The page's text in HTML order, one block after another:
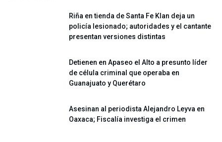
Riña en tienda de Santa Fe Klan deja un
policía lesionado; autoridades y el cantante
presentan versiones distintas
Detienen en Apaseo el Alto a presunto líder
de célula criminal que operaba en
Guanajuato y Querétaro
Asesinan al periodista Alejandro Leyva en
Oaxaca; Fiscalía investiga el crimen